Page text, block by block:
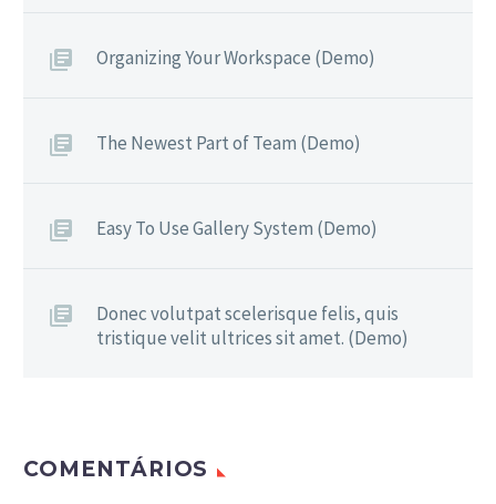
Organizing Your Workspace (Demo)
The Newest Part of Team (Demo)
Easy To Use Gallery System (Demo)
Donec volutpat scelerisque felis, quis
tristique velit ultrices sit amet. (Demo)
COMENTÁRIOS